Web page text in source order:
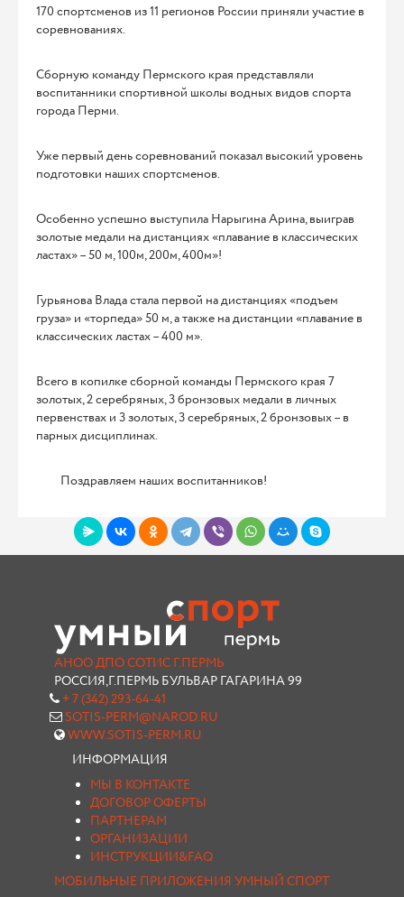
170 спортсменов из 11 регионов России приняли участие в
соревнованиях.
Сборную команду Пермского края представляли
воспитанники спортивной школы водных видов спорта
города Перми.
Уже первый день соревнований показал высокий уровень
подготовки наших спортсменов.
Особенно успешно выступила Нарыгина Арина, выиграв
золотые медали на дистанциях «плавание в классических
ластах» – 50 м, 100м, 200м, 400м»!
Гурьянова Влада стала первой на дистанциях «подъем
груза» и «торпеда» 50 м, а также на дистанции «плавание в
классических ластах – 400 м».
Всего в копилке сборной команды Пермского края 7
золотых, 2 серебряных, 3 бронзовых медали в личных
первенствах и 3 золотых, 3 серебряных, 2 бронзовых – в
парных дисциплинах.
Поздравляем наших воспитанников!
АНОО ДПО СОТИС Г.ПЕРМЬ
РОССИЯ,Г.ПЕРМЬ БУЛЬВАР ГАГАРИНА 99
+ 7 (342) 293-64-41
SOTIS-PERM@NAROD.RU
WWW.SOTIS-PERM.RU
ИНФОРМАЦИЯ
МЫ В КОНТАКТЕ
ДОГОВОР ОФЕРТЫ
ПАРТНЕРАМ
ОРГАНИЗАЦИИ
ИНСТРУКЦИИ&FAQ
МОБИЛЬНЫЕ ПРИЛОЖЕНИЯ УМНЫЙ СПОРТ